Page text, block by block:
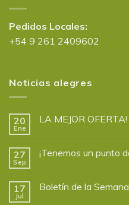
Pedidos Locales:
+54 9 261 2409602
Noticias alegres
20
Ene
LA MEJOR OFERTA!
27
Sep
¡Tenemos un punto
17
Jul
Boletín de la